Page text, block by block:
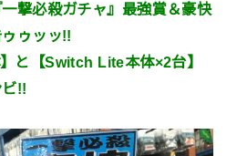
撃必殺ガチャ』最強賞＆豪快
ゥッッ!!
と【Switch Lite本体×2台】
!!